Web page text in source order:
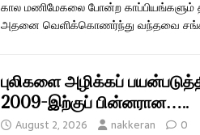
கால மணிமேகலை போன்ற காப்பியங்களும்
அதனை வெளிக்கொணர்ந்து வந்தவை
புலிகளை அழிக்கப்
2009-இற்குப் பின்னரான…..
August 2, 2026 nakkeran 0